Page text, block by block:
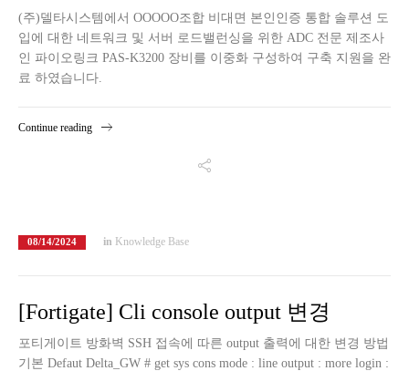
(주)델타시스템에서 OOOOO조합 비대면 본인인증 통합 솔루션 도
입에 대한 네트워크 및 서버 로드밸런싱을 위한 ADC 전문 제조사
인 파이오링크 PAS-K3200 장비를 이중화 구성하여 구축 지원을 완
료 하였습니다.
Continue reading
08/14/2024 in Knowledge Base
[Fortigate] Cli console output 변경
포티게이트 방화벽 SSH 접속에 따른 output 출력에 대한 변경 방법
기본 Defaut Delta_GW # get sys cons mode : line output : more login :